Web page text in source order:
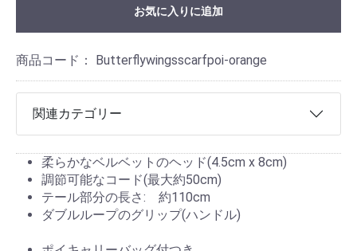
お気に入りに追加
商品コード： Butterflywingsscarfpoi-orange
関連カテゴリー
柔らかなベルベットのヘッド(4.5cm x 8cm)
調節可能なコード(最大約50cm)
テール部分の長さ: 約110cm
ダブルループのグリップ(ハンドル)